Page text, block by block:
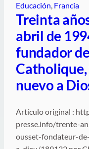
Educación, Francia
Treinta
abril de
fundador
nuevo a
Artículo original :
presse.info/trente-
ousset-fondateur-